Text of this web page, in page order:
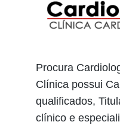
Procura
Clínica possui
qualificados,
clínico e